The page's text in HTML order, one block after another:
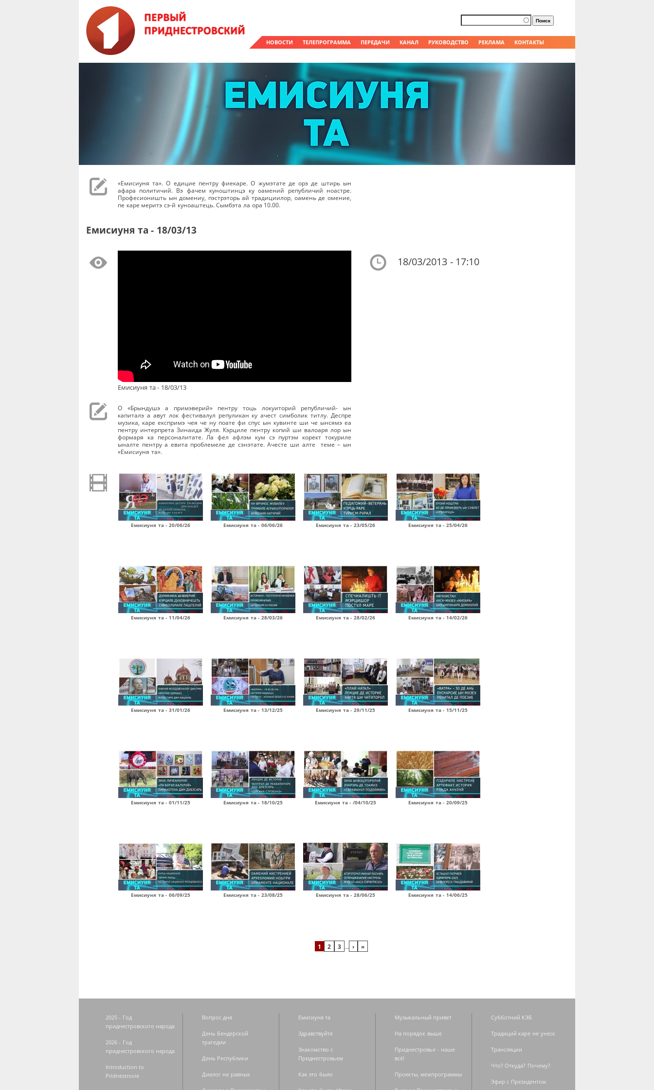
НОВОСТИ ТЕЛЕПРОГРАММА ПЕРЕДАЧИ КАНАЛ РУКОВОДСТВО РЕКЛАМА КОНТАКТЫ
Форма поиска
Поиск
«Емисиуня та». О едицие пентру фиекаре. О жумэтате де орэ де штирь ын
афара политичий. Вэ фачем куноштинцэ ку оамений републичий ноастре.
Професионишть ын домениу, пэстрэторь ай традициилор, оамень де омение,
пе каре меритэ сэ-й куноаштець. Сымбэта ла ора 10.00.
Емисиуня та - 18/03/13
Емисиуня та - 18/03/13
О «Брындушэ а примэверий» пентру тоць локуиторий републичий- ын
капиталэ а авут лок фестивалул репуликан ку ачест симболик титлу. Деспре
музика, каре експримэ чея че ну поате фи спус ын кувинте ши че ынсямэ еа
пентру интерпрета Зинаида Жуля. Кэрциле пентру копий ши валоаря лор ын
формаря ка персоналитате. Ла фел афлэм кум сэ пуртэм корект токуриле
ыналте пентру а евита проблемеле де сэнэтате. Ачесте ши алте теме – ын
«Емисиуня та».
18/03/2013 - 17:10
Емисиуня та - 20/06/26 Емисиуня та - 06/06/26 Емисиуня та - 23/05/26 Емисиуня та - 25/04/26
Емисиуня та - 11/04/26 Емисиуня та - 28/03/26 Емисиуня та - 28/02/26 Емисиуня та - 14/02/26
Емисиуня та - 31/01/26 Емисиуня та - 13/12/25 Емисиуня та - 29/11/25 Емисиуня та - 15/11/25
Емисиуня та - 01/11/25 Емисиуня та - 18/10/25 Емисиуня та - /04/10/25 Емисиуня та - 20/09/25
Емисиуня та - 06/09/25 Емисиуня та - 23/08/25 Емисиуня та - 28/06/25 Емисиуня та - 14/06/25
1 2 3 … › »
2025 - Год
приднестровского народа
2026 - Год
приднестровского народа
Introduction to
Pridnestrovie
Вопрос дня
День Бендерской
трагедии
День Республики
Диалог на равных
Емисиуня та
Здравствуйте
Знакомство с
Приднестровьем
Как это было
Музыкальный привет
На порядок выше
Приднестровье - наше
всё!
Проекты, межпрограммы
Субботний КЭБ
Традиций каре не унеск
Трансляции
Что? Откуда? Почему?
Эфир с Президентом